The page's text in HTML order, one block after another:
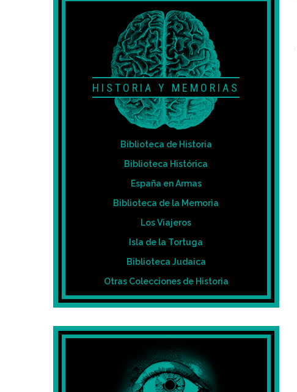
HISTORIA Y MEMORIAS
Biblioteca de Historia
Biblioteca Histórica
España en Armas
Biblioteca de la Memoria
Los Viajeros
Isla de la Tortuga
Biblioteca Judaica
Otras Colecciones de Historia